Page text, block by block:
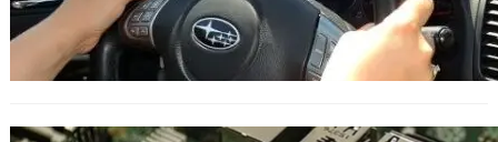
Възможни ограничения за Waze в Европа
след решение на Съда на ЕС
ИКОНОМИКА